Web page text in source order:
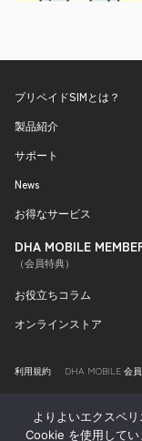
プリペイドSIMとは？
製品紹介
サポート
News
お得なサービス
DHA MOBILE
（会員特典）
お役立ちコラム
オンラインストア
利用規約 DHA MOBILE 会
プライバシーポリシー
よりよいエクスペ
Cookie を使用して